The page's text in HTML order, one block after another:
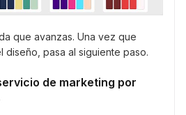
que avanzas. Una vez que
diseño, pasa al siguiente paso.
de marketing por